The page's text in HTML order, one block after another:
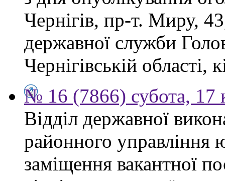
Чернігів, пр-т. Миру,
державної служби
Чернігівській
№ 16 (7866) субота, 17
Відділ державної
районного управління
заміщення вакантної